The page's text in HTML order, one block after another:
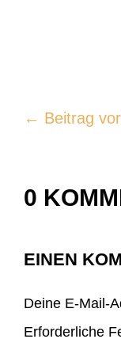
← Beitrag
0
EINEN
Deine E-Mail-
Erforderliche